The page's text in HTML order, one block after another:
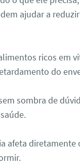
ajudar a
ricos em
do
sombra de
afeta diretamente